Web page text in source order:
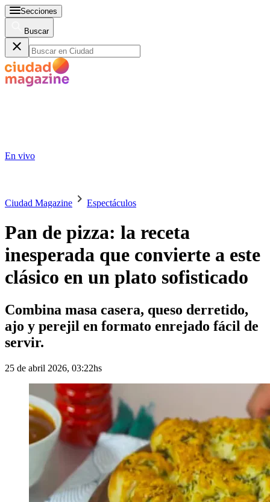
Secciones
Buscar
En vivo
Ciudad Magazine Espectáculos
Pan de pizza: la receta
inesperada que convierte a este
clásico en un plato sofisticado
Combina masa casera, queso derretido,
ajo y perejil en formato enrejado fácil de
servir.
25 de abril 2026, 03:22hs